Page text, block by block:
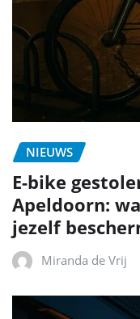
NIEUWS
E-bike
Apeldoorn:
jezelf
Miranda de Vrij